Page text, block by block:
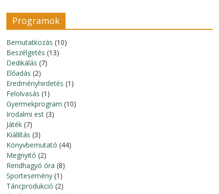
Programok
Bemutatkozás (10)
Beszélgetés (13)
Dedikálás (7)
Előadás (2)
Eredményhirdetés (1)
Felolvasás (1)
Gyermekprogram (10)
Irodalmi est (3)
Játék (7)
Kiállítás (3)
Könyvbemutató (44)
Megnyitó (2)
Rendhagyó óra (8)
Sportesemény (1)
Táncprodukció (2)